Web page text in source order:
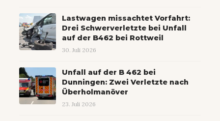
Lastwagen missachtet Vorfahrt:
Drei Schwerverletzte bei Unfall
auf der B462 bei Rottweil
30. Juli 2026
Unfall auf der B 462 bei
Dunningen: Zwei Verletzte nach
Überholmanöver
23. Juli 2026